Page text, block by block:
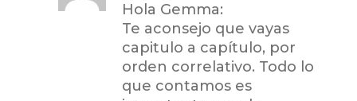
Hola Gemma:
Te aconsejo que vayas
capitulo a capítulo, por
orden correlativo. Todo lo
que contamos es